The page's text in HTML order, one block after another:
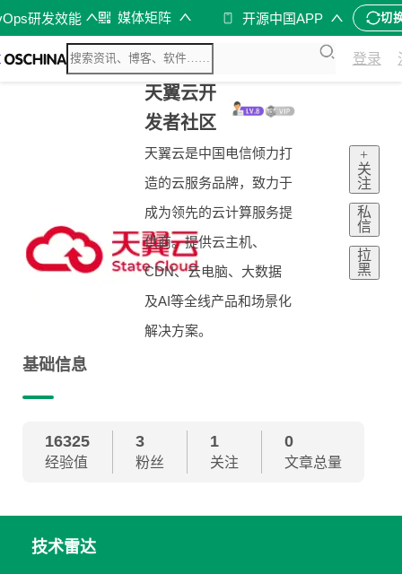
研发效能 媒体矩阵 开源中国APP 切
登录
天翼云开
发者社区
天翼云是中国电信倾力打
造的云服务品牌，致力于
成为领先的云计算服务提
供商。提供云主机、
CDN、云电脑、大数据
及AI等全线产品和场景化
解决方案。
+
关
注
私
信
拉
黑
基础信息
16325
经验值
3
粉丝
1
关注
0
文章总量
技术雷达